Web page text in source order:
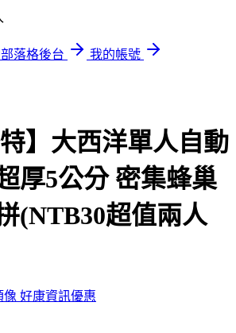
落格後台
我的帳號
】大西洋單人自動
厚5公分 密集蜂巢
(NTB30超值兩人
好康資訊優惠